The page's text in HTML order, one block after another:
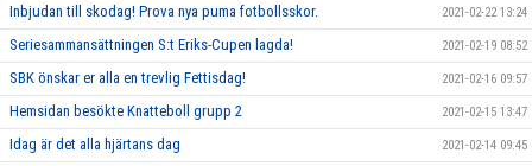
Inbjudan till skodag! Prova nya puma fotbollsskor. 2021-02-22 13:24
Seriesammansättningen S:t Eriks-Cupen lagda! 2021-02-19 08:52
SBK önskar er alla en trevlig Fettisdag! 2021-02-16 09:57
Hemsidan besökte Knatteboll grupp 2 2021-02-15 13:47
Idag är det alla hjärtans dag 2021-02-14 09:45